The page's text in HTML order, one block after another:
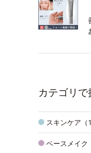
カテゴリで
スキンケア（
ベースメイク